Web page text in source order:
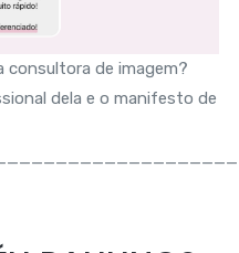
consultora de imagem?
dela e o manifesto de